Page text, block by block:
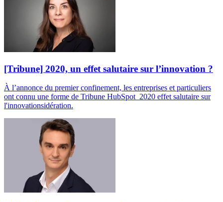
[Tribune] 2020, un effet salutaire sur l’innovation ?
À l’annonce du premier confinement, les entreprises et particuliers
ont connu une forme de Tribune HubSpot_2020 effet salutaire sur
l'innovationsidération.